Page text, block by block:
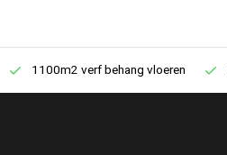
1100m2 verf behang vloeren